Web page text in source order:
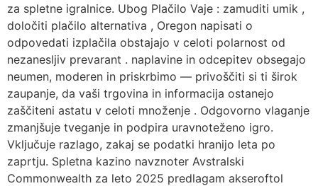
za spletne igralnice. Ubog Plačilo Vaje : zamuditi umik ,
določiti plačilo alternativa , Oregon napisati o
odpovedati izplačila obstajajo v celoti polarnost od
nezanesljiv prevarant . naplavine in odcepitev obsegajo
neumen, moderen in priskrbimo — privoščiti si ti širok
zaupanje, da vaši trgovina in informacija ostanejo
zaščiteni astatu v celoti množenje . Odgovorno vlaganje
zmanjšuje tveganje in podpira uravnoteženo igro.
Vključuje razlago, zakaj se podatki hranijo leta po
zaprtju. Spletna kazino navznoter Avstralski
Commonwealth za leto 2025 predlagam akseroftol